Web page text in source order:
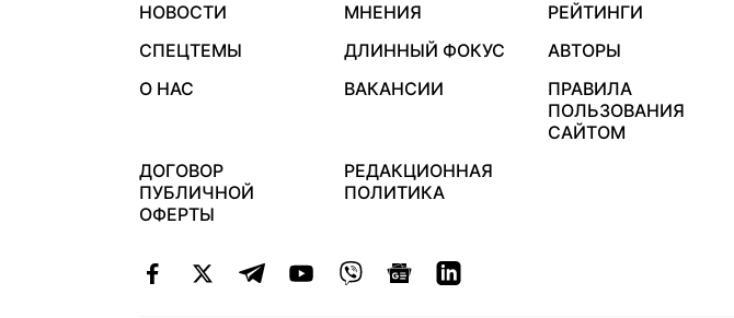
НОВОСТИ МНЕНИЯ
РЕЙТИНГИ
СПЕЦТЕМЫ
ДЛИННЫЙ ФОКУС
АВТОРЫ
О НАС
ВАКАНСИИ
ПРАВИЛА
ПОЛЬЗОВАНИЯ
САЙТОМ
ДОГОВОР
ПУБЛИЧНОЙ
ОФЕРТЫ
РЕДАКЦИОННАЯ
ПОЛИТИКА